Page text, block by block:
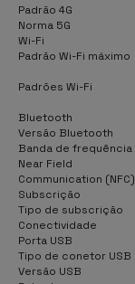
Padrão 4G
Norma 5G
Wi-Fi
Padrão Wi-Fi máximo
Padrões Wi-Fi
Bluetooth
Versão Bluetooth
Banda de frequência
Near Field
Communication (NFC)
Subscrição
Tipo de subscrição
Conectividade
Porta USB
Tipo de conetor USB
Versão USB